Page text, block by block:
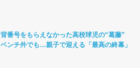
背番号をもらえなかった高校球児の“葛藤”
ベンチ外でも…親子で迎える「最高の終幕」